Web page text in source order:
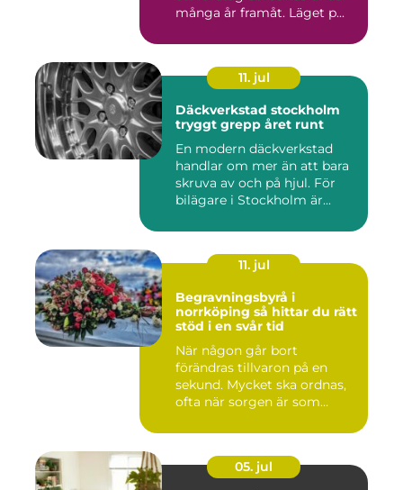
många år framåt. Läget p...
11. jul
Däckverkstad stockholm
tryggt grepp året runt
En modern däckverkstad
handlar om mer än att bara
skruva av och på hjul. För
bilägare i Stockholm är...
11. jul
Begravningsbyrå i
norrköping så hittar du rätt
stöd i en svår tid
När någon går bort
förändras tillvaron på en
sekund. Mycket ska ordnas,
ofta när sorgen är som
05. jul